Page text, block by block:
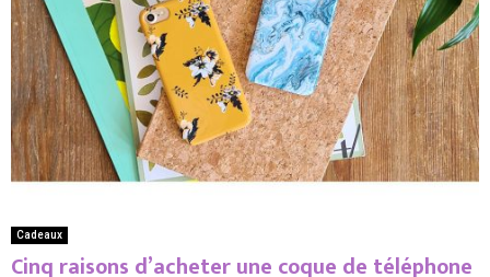
Cadeaux
Cinq raisons d’acheter une coque de téléphone